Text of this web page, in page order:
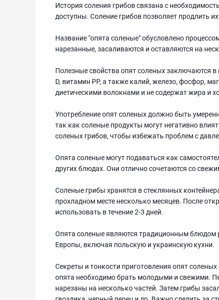
История соления грибов связана с
доступны. Соление грибов позволяет продлить
Название "опята соленые" обусловлено
нарезанные, засаливаются и оставляются на
Полезные свойства опят соленых заключаются
D, витамин РР, а также калий, железо, фосфор,
диетическими волокнами и не содержат жира и
Употребление опят соленых должно быть
так как соленые продукты могут негативно
соленых грибов, чтобы избежать проблем с
Опята соленые могут подаваться как
других блюдах. Они отлично сочетаются со
Соленые грибы хранятся в стеклянных
прохладном месте несколько месяцев. После
использовать в течение 2-3 дней.
Опята соленые являются традиционным блюдом
Европы, включая польскую и украинскую кухни.
Секреты и тонкости приготовления опят
опята необходимо брать молодыми и свежими.
нарезаны на несколько частей. Затем грибы